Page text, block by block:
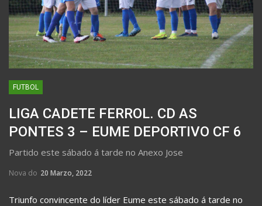
FUTBOL
LIGA CADETE FERROL. CD AS
PONTES 3 – EUME DEPORTIVO CF 6
Partido este sábado á tarde no Anexo Jose
Nova do 20 Marzo, 2022
Triunfo convincente do líder Eume este sábado á tarde no